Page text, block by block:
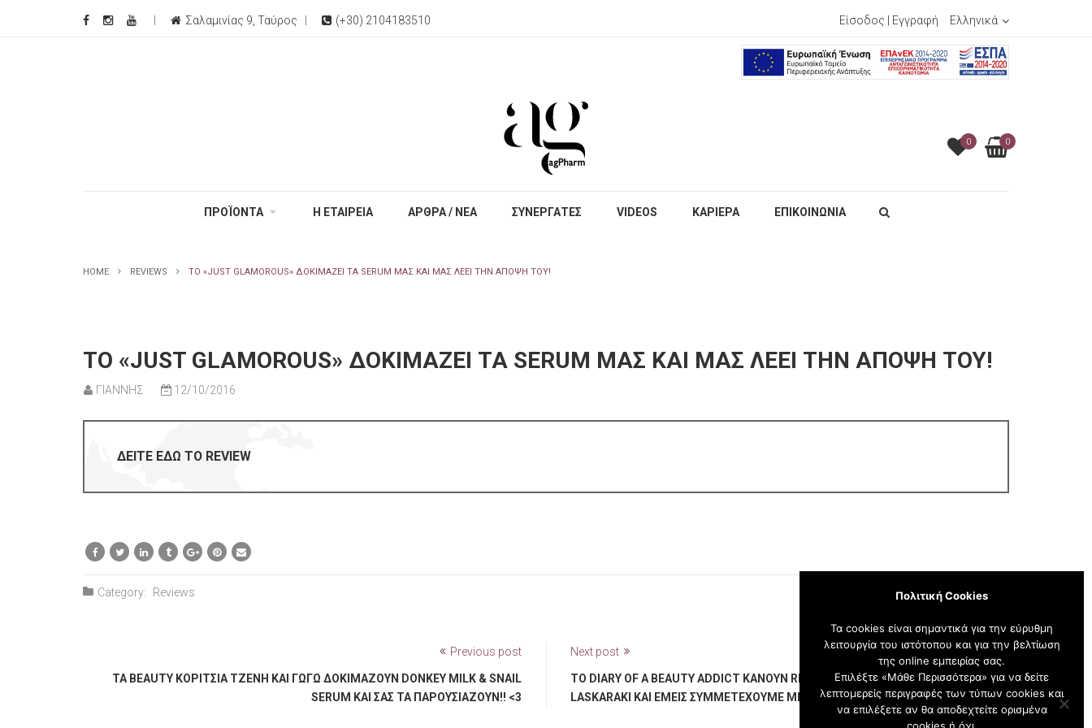
Σαλαμινίας 9, Ταύρος (+30) 2104183510 Είσοδος Εγγραφή Ελληνικά
0 0
ΠΡΟΪΟΝΤΑ Η ΕΤΑΙΡΕΙΑ ΑΡΘΡΑ / ΝΕΑ ΣΥΝΕΡΓΑΤΕΣ VIDEOS ΚΑΡΙΕΡΑ ΕΠΙΚΟΙΝΩΝΙΑ
HOME REVIEWS TO «JUST GLAMOROUS» ΔΟΚΙΜΆΖΕΙ ΤΑ SERUM ΜΑΣ ΚΑΙ ΜΑΣ ΛΈΕΙ ΤΗΝ ΆΠΟΨΗ ΤΟΥ!
TO «JUST GLAMOROUS» ΔΟΚΙΜΆΖΕΙ ΤΑ SERUM ΜΑΣ ΚΑΙ ΜΑΣ ΛΈΕΙ ΤΗΝ ΆΠΟΨΗ ΤΟΥ!
ΓΙΑΝΝΗΣ 12/10/2016
ΔΕΙΤΕ ΕΔΩ ΤΟ REVIEW
Category: Reviews
Previous post
ΤΑ BEAUTY ΚΟΡΊΤΣΙΑ ΤΖΈΝΗ ΚΑΙ ΓΩΓΏ ΔΟΚΙΜΆΖΟΥΝ DONKEY MILK & SNAIL
SERUM ΚΑΙ ΣΑΣ ΤΑ ΠΑΡΟΥΣΙΆΖΟΥΝ!! <3
Next post
ΤΟ DIARY OF A BEAUTY ADDICT ΚΆΝΟΥΝ REVIEW ΣΤΟ CELEBRITY BOX BY VASO
LASKARAKI ΚΑΙ ΕΜΕΊΣ ΣΥΜΜΕΤΈΧΟΥΜΕ ΜΕ 6 ΑΠΟ ΤΑ 8 SERUM ΜΑΣ!
Πολιτική Cookies
Τα cookies είναι σημαντικά για την εύρυθμη
λειτουργία του ιστότοπου και για την βελτίωση
της online εμπειρίας σας.
Επιλέξτε «Μάθε Περισσότερα» για να δείτε
λεπτομερείς περιγραφές των τύπων cookies και
να επιλέξετε αν θα αποδεχτείτε ορισμένα